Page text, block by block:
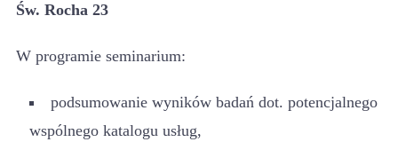
Św. Rocha 23
W programie seminarium:
podsumowanie wyników badań dot. potencjalnego
wspólnego katalogu usług,